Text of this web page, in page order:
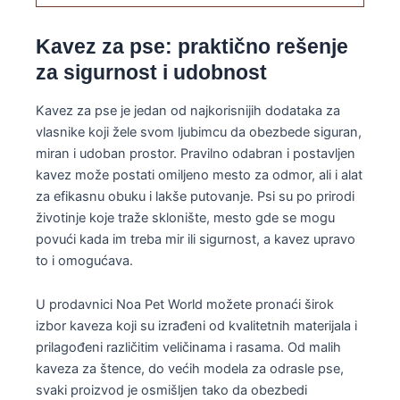
Kavez za pse: praktično rešenje
za sigurnost i udobnost
Kavez za pse je jedan od najkorisnijih dodataka za
vlasnike koji žele svom ljubimcu da obezbede siguran,
miran i udoban prostor. Pravilno odabran i postavljen
kavez može postati omiljeno mesto za odmor, ali i alat
za efikasnu obuku i lakše putovanje. Psi su po prirodi
životinje koje traže sklonište, mesto gde se mogu
povući kada im treba mir ili sigurnost, a kavez upravo
to i omogućava.
U prodavnici Noa Pet World možete pronaći širok
izbor kaveza koji su izrađeni od kvalitetnih materijala i
prilagođeni različitim veličinama i rasama. Od malih
kaveza za štence, do većih modela za odrasle pse,
svaki proizvod je osmišljen tako da obezbedi